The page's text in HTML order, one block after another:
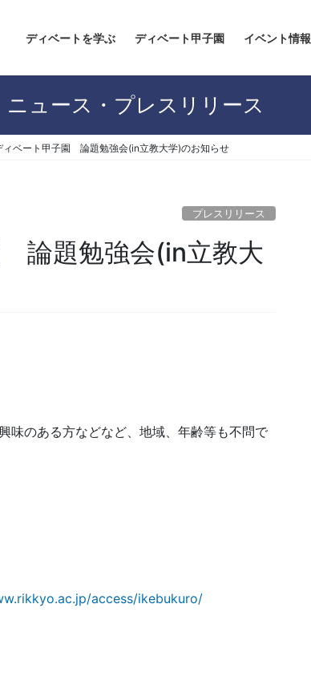
ディベートを学ぶ ディベート甲子園 イベント情報
ニュース・プレスリリース
ィベート甲子園 論題勉強会(in立教大学)のお知らせ
プレスリリース
論題勉強会(in立教大
味のある方などなど、地域、年齢等も不問で
access/ikebukuro/